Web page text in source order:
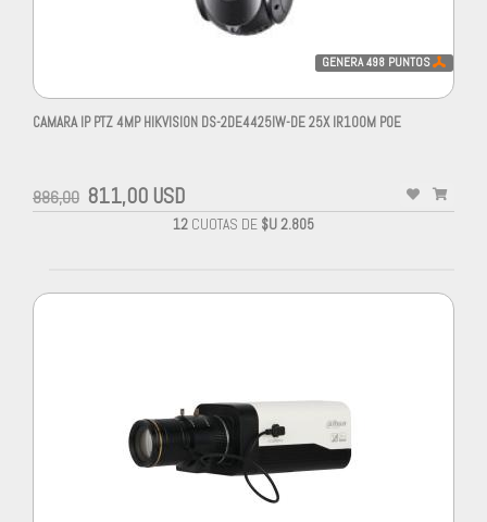
GENERA498 PUNTOS
CAMARA IP PTZ 4MP HIKVISION DS-2DE4425IW-DE 25X IR100M POE
886,00 811,00 USD
12 CUOTAS DE $U 2.805